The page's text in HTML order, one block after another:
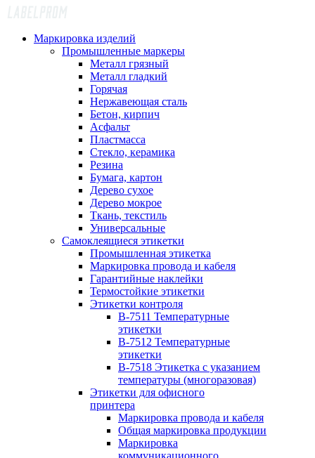
Маркировка изделий
Промышленные маркеры
Металл грязный
Металл гладкий
Горячая
Нержавеющая сталь
Бетон, кирпич
Асфальт
Пластмасса
Стекло, керамика
Резина
Бумага, картон
Дерево сухое
Дерево мокрое
Ткань, текстиль
Универсальные
Самоклеящиеся этикетки
Промышленная этикетка
Маркировка провода и кабеля
Гарантийные наклейки
Термостойкие этикетки
Этикетки контроля
B-7511 Температурные
этикетки
B-7512 Температурные
этикетки
B-7518 Этикетка с указанием
температуры (многоразовая)
Этикетки для офисного
принтера
Маркировка провода и кабеля
Общая маркировка продукции
Маркировка
коммуникационного